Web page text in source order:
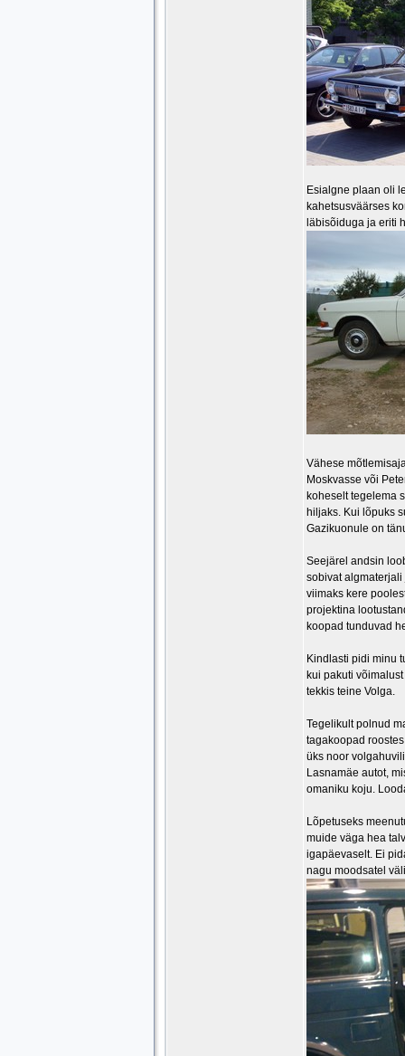
Esialgne plaan oli
kahetsusväärses
läbisõiduga ja eriti
Vähese
Moskvasse või
koheselt tegelema
hiljaks. Kui lõpuks
Gazikuonule on
Seejärel andsin
sobivat
viimaks kere
projektina
koopad tunduvad
Kindlasti pidi minu
kui pakuti
tekkis teine Volga.
Tegelikult polnud
tagakoopad
üks noor
Lasnamäe autot,
omaniku koju.
Lõpetuseks
muide väga hea
igapäevaselt. Ei
nagu moodsatel